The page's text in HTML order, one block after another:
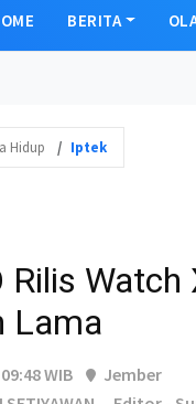
BERITA
Hidup Iptek
Rilis
Lama
WIB
Jember